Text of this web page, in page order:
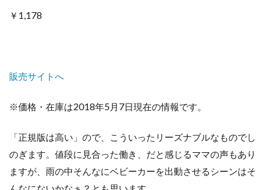
￥1,178
販売サイトへ
※価格・在庫は2018年5月7日現在の情報です。
「正規版は高い」ので、こういったリーズナブルなものでし
のぎます。値段に見合った働き、だと感じるママの声もあり
ますが、雨の中そんなにベビーカーを出動させるシーンはそ